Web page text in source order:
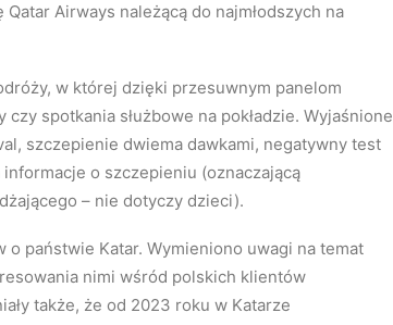
Airways należącą do najmłodszych na
w której dzięki przesuwnym panelom
spotkania służbowe na pokładzie. Wyjaśnione
szczepienie dwiema dawkami, negatywny test
o szczepieniu (oznaczającą
– nie dotyczy dzieci).
państwie Katar. Wymieniono uwagi na temat
nimi wśród polskich klientów
także, że od 2023 roku w Katarze